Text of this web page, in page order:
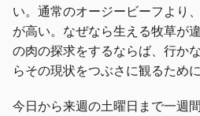
い。通常のオージービーフより
が高い。なぜなら生える牧草が
の肉の探求をするならば、行か
らその現状をつぶさに観るため
今日から来週の土曜日まで一週